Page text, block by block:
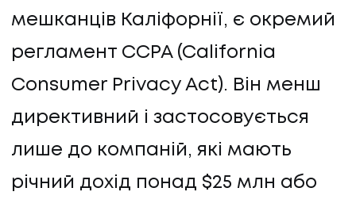
мешканців Каліфорнії, є окремий
регламент CCPA (California
Consumer Privacy Act). Він менш
директивний і застосовується
лише до компаній, які мають
річний дохід понад $25 млн або
ПОСЛУГИ
ПОСЛУГИ
КЕЙСИ
КЕЙСИ
ПРО НАС